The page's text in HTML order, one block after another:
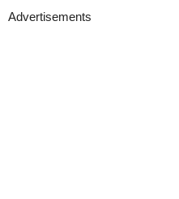
Advertisements